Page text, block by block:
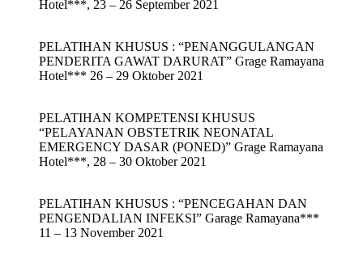
Hotel***, 23 – 26 September 2021
PELATIHAN KHUSUS : “PENANGGULANGAN
PENDERITA GAWAT DARURAT” Grage Ramayana
Hotel*** 26 – 29 Oktober 2021
PELATIHAN KOMPETENSI KHUSUS
“PELAYANAN OBSTETRIK NEONATAL
EMERGENCY DASAR (PONED)” Grage Ramayana
Hotel***, 28 – 30 Oktober 2021
PELATIHAN KHUSUS : “PENCEGAHAN DAN
PENGENDALIAN INFEKSI” Garage Ramayana***
11 – 13 November 2021